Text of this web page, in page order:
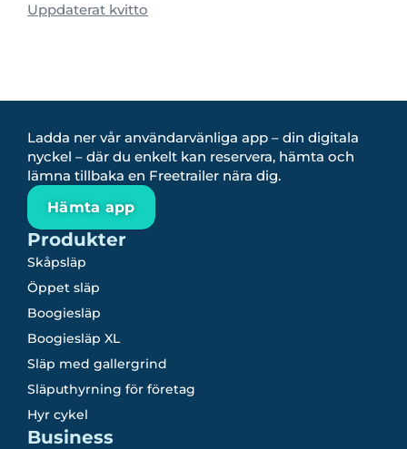
Uppdaterat kvitto
Ladda ner vår användarvänliga app – din digitala
nyckel – där du enkelt kan reservera, hämta och
lämna tillbaka en Freetrailer nära dig.
Hämta app
Produkter
Skåpsläp
Öppet släp
Boogiesläp
Boogiesläp XL
Släp med gallergrind
Släputhyrning för företag
Hyr cykel
Business